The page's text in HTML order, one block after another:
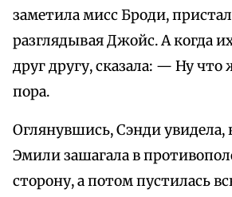
заметила мисс Броди,
разглядывая Джойс. А когда
друг другу, сказала: — Ну что
пора.
Оглянувшись, Сэнди увидела,
Эмили зашагала в
сторону, а потом пустилась